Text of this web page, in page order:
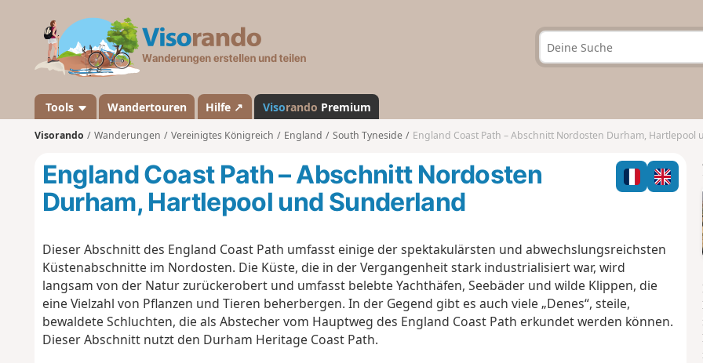
a
n
d
Tools Wandertouren Hilfe ↗ Visorando Premium
Visorando Wanderungen Vereinigtes Königreich England South Tyneside England Coast Path – Abschnitt Nordosten Durham, Hartlepool und
England Coast Path – Abschnitt Nordosten
Durham, Hartlepool und Sunderland
Dieser Abschnitt des England Coast Path umfasst einige der spektakulärsten und abwechslungsreichsten
Küstenabschnitte im Nordosten. Die Küste, die in der Vergangenheit stark industrialisiert war, wird
langsam von der Natur zurückerobert und umfasst belebte Yachthäfen, Seebäder und wilde Klippen, die
eine Vielzahl von Pflanzen und Tieren beherbergen. In der Gegend gibt es auch viele „Denes“, steile,
bewaldete Schluchten, die als Abstecher vom Hauptweg des England Coast Path erkundet werden können.
Dieser Abschnitt nutzt den Durham Heritage Coast Path.